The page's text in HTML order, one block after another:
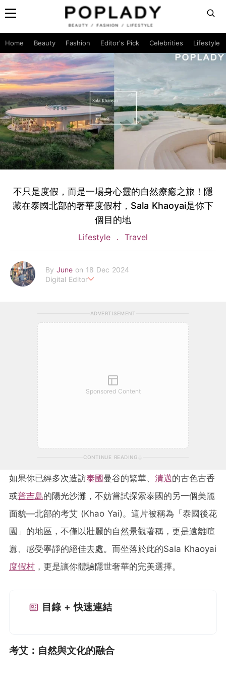
Home Beauty Fashion Editor's Pick Celebrities Lifestyle
不只是度假，而是一場身心靈的自然療癒之旅！隱
藏在泰國北部的奢華度假村，Sala Khaoyai是你下
個目的地
Lifestyle Travel
By June on 18 Dec 2024
Digital Editor
june.huang@poplady-mag.comADVERTISEMENT
Sponsored Content
CONTINUE READING
如果你已經多次造訪泰國曼谷的繁華、 清邁的古色古香
或普吉島的陽光沙灘，不妨嘗試探索泰國的另一個美麗
面貌—北部的考艾 (Khao Yai)。這片被稱為「泰國後花
園」的地區，不僅以壯麗的自然景觀著稱，更是遠離喧
囂、感受寧靜的絕佳去處。而坐落於此的Sala Khaoyai
度假村 ，更是讓你體驗隱世奢華的完美選擇。
目錄 + 快速連結
考艾：自然與文化的融合